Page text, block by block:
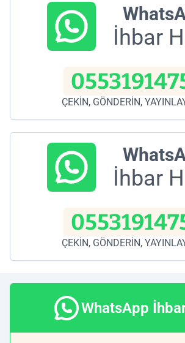
İhbar
ÇEKİN, GÖNDERİN,
İhbar
ÇEKİN, GÖNDERİN,
WhatsApp